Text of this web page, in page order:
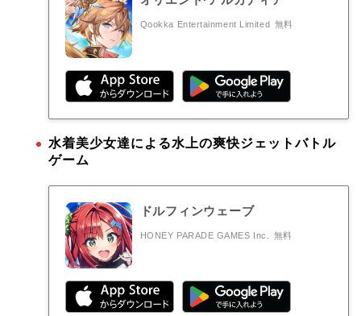
Qookka Entertainment Limited 無料
水着美少女達による水上の爽快ジェットバトル
ゲーム
ドルフィンウェーブ
HONEY PARADE GAMES Inc. 無料